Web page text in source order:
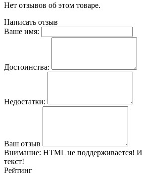
Нет отзывов об этом товаре.
Написать отзыв
Ваше имя:
Достоинства:
Недостатки:
Ваш отзыв
Внимание: HTML не поддерживается!
текст!
Рейтинг